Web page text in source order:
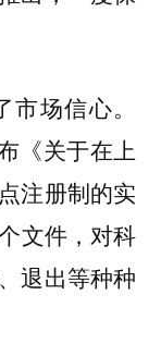
场信心。
《关于在上
注册制的实
文件，对科
退出等种种